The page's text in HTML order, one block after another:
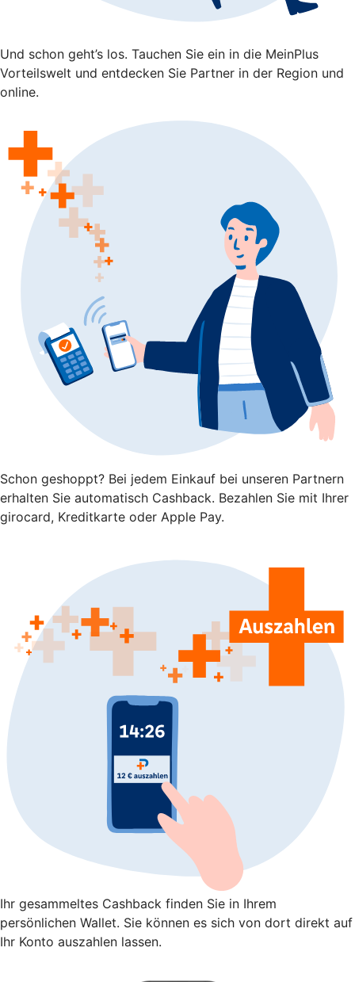
Und schon geht’s los. Tauchen Sie ein in die MeinPlus
Vorteilswelt und entdecken Sie Partner in der Region und
online.
Schon geshoppt? Bei jedem Einkauf bei unseren Partnern
erhalten Sie automatisch Cashback. Bezahlen Sie mit Ihrer
girocard, Kreditkarte oder Apple Pay.
Ihr gesammeltes Cashback finden Sie in Ihrem
persönlichen Wallet. Sie können es sich von dort direkt auf
Ihr Konto auszahlen lassen.